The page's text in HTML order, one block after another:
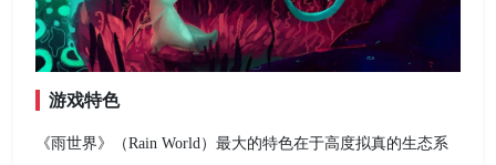
游戏特色
《雨世界》（Rain World）最大的特色在于高度拟真的生态系